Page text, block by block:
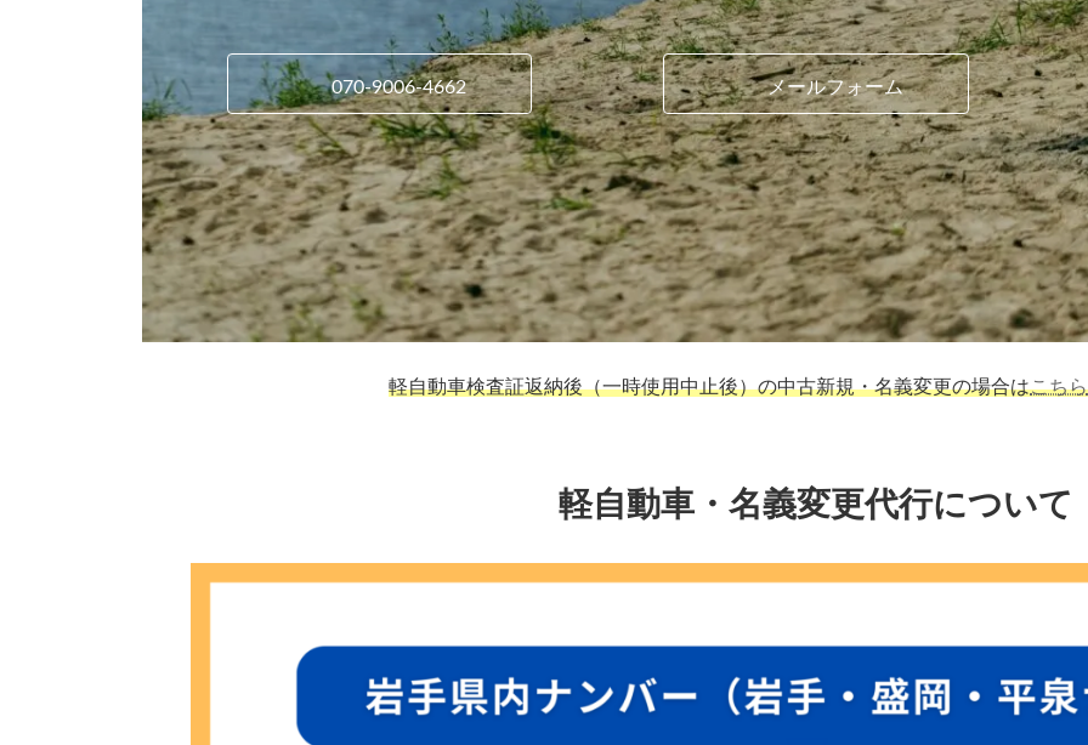
070-9006-4662 メールフォーム
軽自動車検査証返納後（一時使用中止後）の中古新規・名義変更の場合はこちら
軽自動車・名義変更代行について